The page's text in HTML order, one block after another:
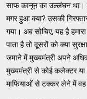
साफ कानून का उल्लंघन था।
मगर हुआ क्या? उसकी
गया। अब सोचिए, यह है
पाता है तो दूसरों को क्या
जमाने में मुख्यमंत्री अपने
मुख्यमंत्री से कोई कलेक्टर
माफियाओं से टक्कर लेने में वह